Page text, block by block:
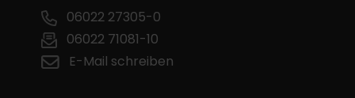
06022 27305-0
06022 71081-10
E-Mail schreiben